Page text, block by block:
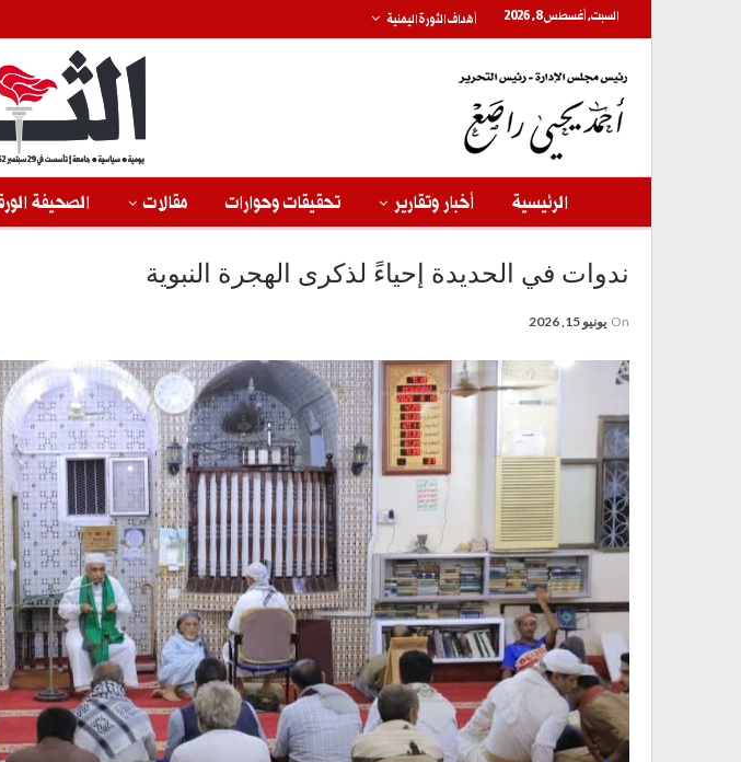
السبت, أغسطس 8, 2026 أهداف الثورة اليمنية
الرئيسية أخبار وتقارير تحقيقات وحوارات مقالات الصحيفة
ندوات في الحديدة إحياءً لذكرى الهجرة النبوية
On يونيو 15, 2026